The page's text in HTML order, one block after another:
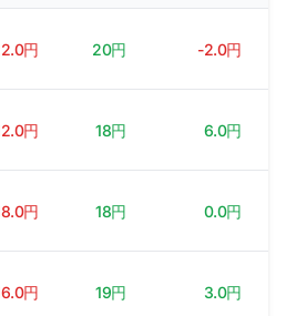
円 20円 -2.0円
円 18円 6.0円
円 18円 0.0円
円 19円 3.0円